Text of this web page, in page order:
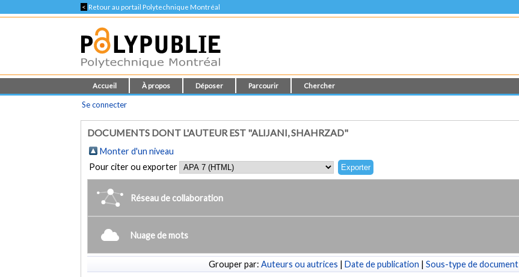
< Retour au portail Polytechnique Montréal
Accueil À propos Déposer Parcourir Chercher
Se connecter
DOCUMENTS DONT L'AUTEUR EST "ALIJANI, SHAHRZAD"
Monter d'un niveau
Pour citer ou exporter
Réseau de collaboration
Nuage de mots
Grouper par: Auteurs ou autrices | Date de publication | Sous-type de document